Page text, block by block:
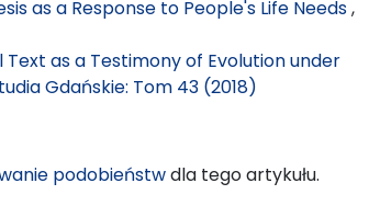
as a Response to People's Life Needs,
as a Testimony of Evolution under
Gdańskie: Tom 43 (2018)
podobieństwdla tego artykułu.